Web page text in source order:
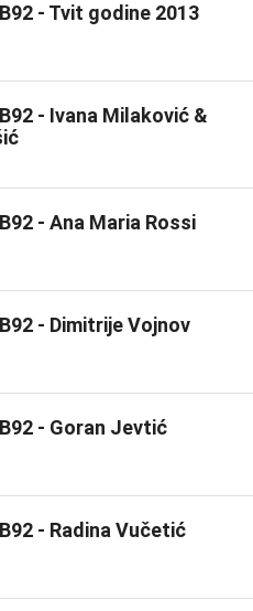
- Tvit godine 2013
- Ivana Milaković &
- Ana Maria Rossi
- Dimitrije Vojnov
- Goran Jevtić
- Radina Vučetić